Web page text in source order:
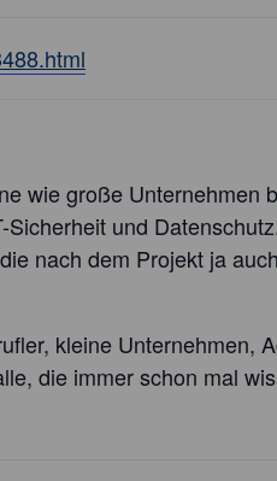
wie große Unternehmen
und
nach dem Projekt ja
kleine Unternehmen,
die immer schon mal